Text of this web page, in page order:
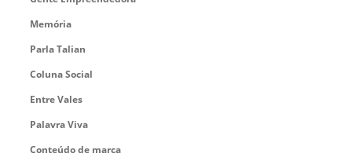
Memória
Parla Talian
Coluna Social
Entre Vales
Palavra Viva
Conteúdo de marca